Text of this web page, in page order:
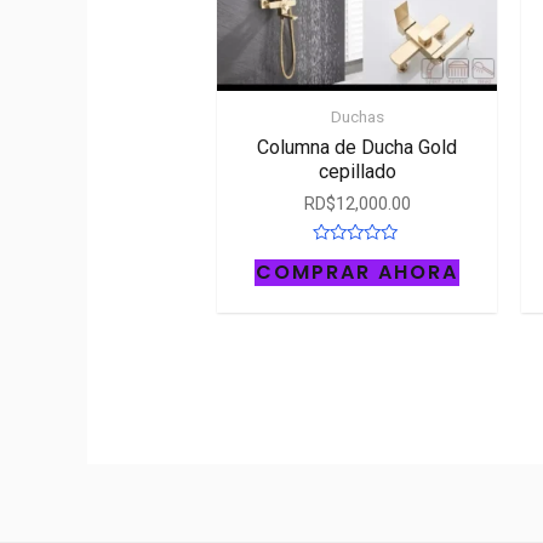
Duchas
Columna de Ducha Gold
cepillado
RD$12,000.00
Rated
0
out
COMPRAR AHORA